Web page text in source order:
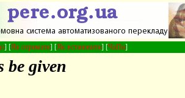
] [Як отримати] [Як встановити] [ЧаПи]
be given